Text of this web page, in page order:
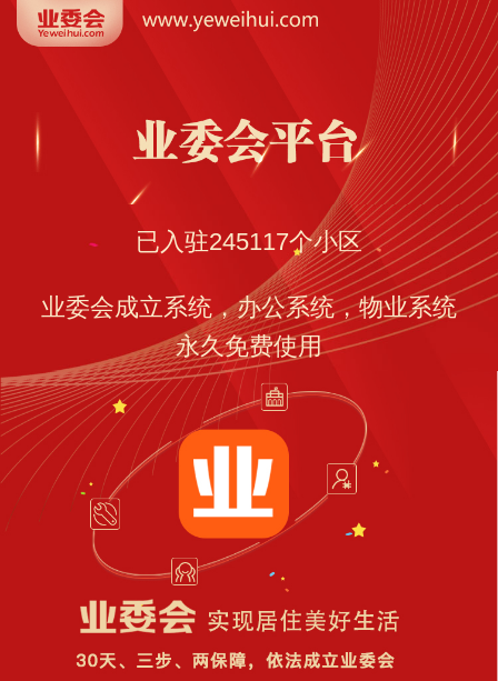
已入驻245117个小区
业委会成立系统，办公系统，物业系统
永久免费使用